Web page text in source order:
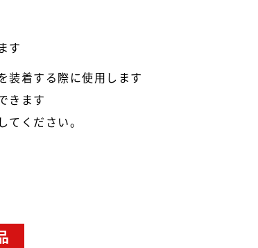
す
装着する際に使用します
きます
ください。